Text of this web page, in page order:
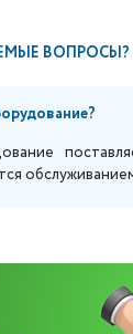
ВОПРОСЫ?